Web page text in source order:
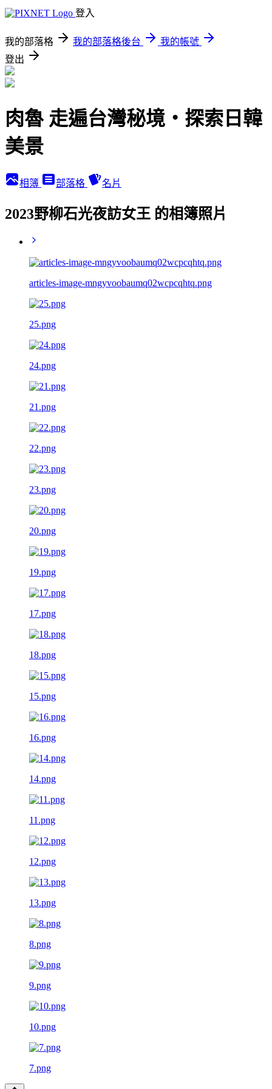
登入
我的部落格 我的部落格後台
我的帳號
登出
肉魯 走遍台灣秘境・探索日韓
美景
相簿 部落格 名片
2023野柳石光夜訪女王 的相簿照片
articles-image-mngyvoobaumq02wcpcqhtq.png
25.png
24.png
21.png
22.png
23.png
20.png
19.png
17.png
18.png
15.png
16.png
14.png
11.png
12.png
13.png
8.png
9.png
10.png
7.png